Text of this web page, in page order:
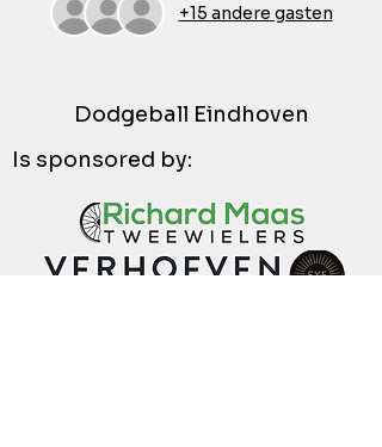
+15 andere gasten
Dodgeball Eindhoven
Is sponsored by: